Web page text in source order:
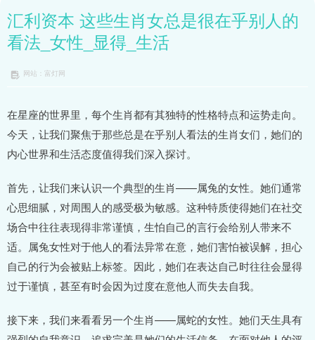
汇利资本 这些生肖女总是很在乎别人的
看法_女性_显得_生活
网站：富灯网
在星座的世界里，每个生肖都有其独特的性格特点和运势走向。
今天，让我们聚焦于那些总是在乎别人看法的生肖女们，她们的
内心世界和生活态度值得我们深入探讨。
首先，让我们来认识一个典型的生肖——属兔的女性。她们通常
心思细腻，对周围人的感受极为敏感。这种特质使得她们在社交
场合中往往表现得非常谨慎，生怕自己的言行会给别人带来不
适。属兔女性对于他人的看法异常在意，她们害怕被误解，担心
自己的行为会被贴上标签。因此，她们在表达自己时往往会显得
过于谨慎，甚至有时会因为过度在意他人而失去自我。
接下来，我们来看看另一个生肖——属蛇的女性。她们天生具有